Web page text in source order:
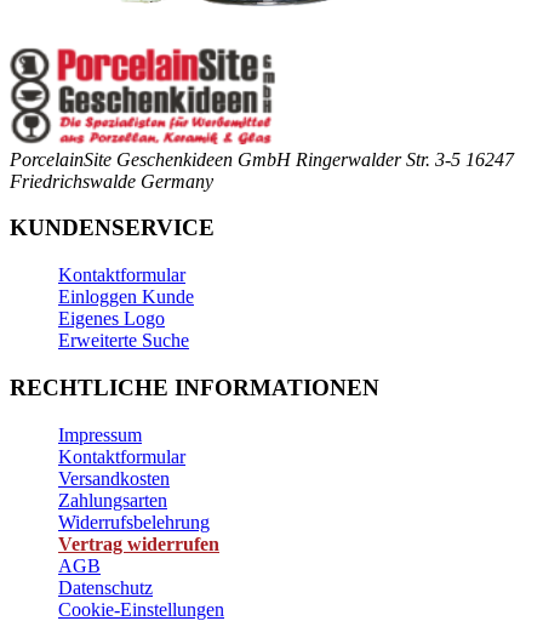
PorcelainSite Geschenkideen GmbH Ringerwalder Str. 3-5 16247
Friedrichswalde Germany
KUNDENSERVICE
Kontaktformular
Einloggen Kunde
Eigenes Logo
Erweiterte Suche
RECHTLICHE INFORMATIONEN
Impressum
Kontaktformular
Versandkosten
Zahlungsarten
Widerrufsbelehrung
Vertrag widerrufen
AGB
Datenschutz
Cookie-Einstellungen